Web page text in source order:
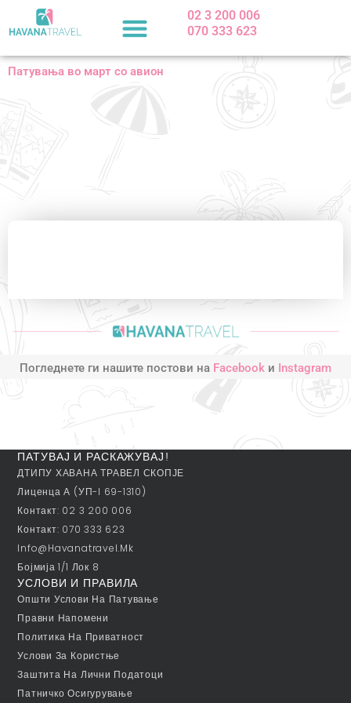
to
02 3 200 006
070 333 623
Патувања во март со авион
Погледнете ги нашите постови на Facebook и Instagram
ПАТУВАЈ И РАСКАЖУВАЈ!
ДТИПУ ХАВАНА ТРАВЕЛ СКОПЈЕ
Лиценца А (УП-I 69-1310)
Контакт: 02 3 200 006
Контакт: 070 333 623
Info@havanatravel.mk
Бојмија 1/1 Лок 8
УСЛОВИ И ПРАВИЛА
Општи Услови На Патување
Правни Напомени
Политика На Приватност
Услови За Користње
Заштита На Лични Податоци
Патничко Осигурување